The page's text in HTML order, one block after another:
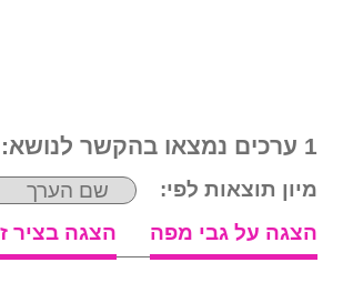
1 ערכים נמצאו בהקשר לנושא:
מיון תוצאות לפי:
הצגה על גבי מפה
הצגה בציר